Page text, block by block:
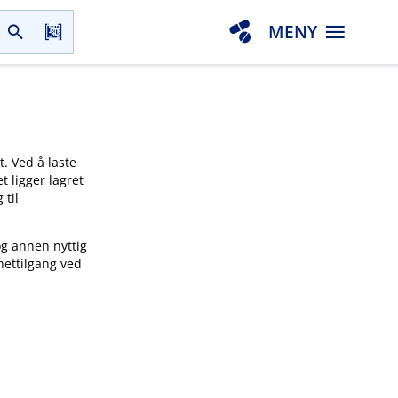
MENY
Ved å laste
ligger lagret
til
annen nyttig
ved